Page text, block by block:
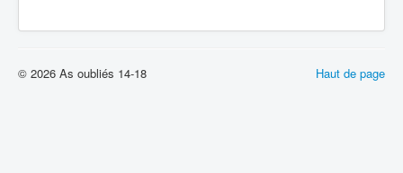
Haut de page
© 2026 As oubliés 14-18